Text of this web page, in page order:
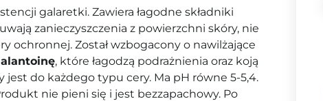
galaretki. Zawiera łagodne składniki
zanieczyszczenia z powierzchni skóry, nie
ochronnej. Został wzbogacony o nawilżające
alantoinę, które łagodzą podrażnienia oraz koją
jest do każdego typu cery. Ma pH równe 5-5,4.
nie pieni się i jest bezzapachowy. Po